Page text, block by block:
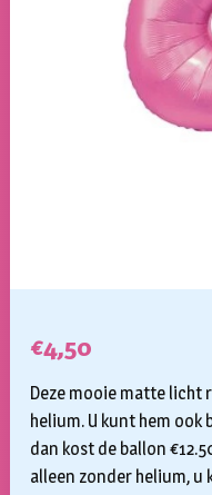
€4,50
Deze mooie matte licht
helium. U kunt hem
dan kost de ballon
alleen zonder helium, u